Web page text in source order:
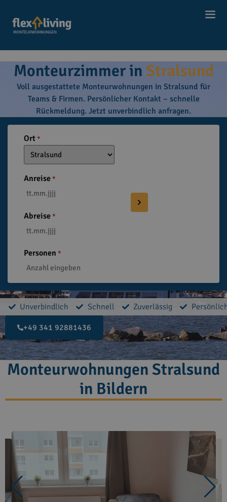
Monteurzimmer in Stralsund
Voll ausgestattete Monteurwohnungen in Stralsund für
Teams & Firmen. Persönlicher Kontakt – schnelle
Rückmeldung. Jetzt unverbindlich anfragen.
Ort *
Anreise *
Abreise *
Personen *
Unverbindlich Schnell Zuverlässig
+49 341 92881436
Monteurwohnungen Stralsund
in Bildern